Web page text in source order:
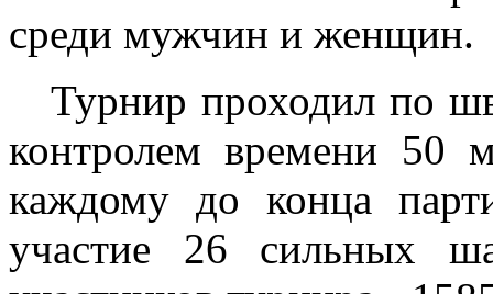
среди мужчин и женщин.
Турнир проходил по
контролем времени 50
каждому до конца
участие 26 сильных